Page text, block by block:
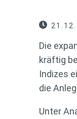
Die
kräftig
Indizes
die
Unter